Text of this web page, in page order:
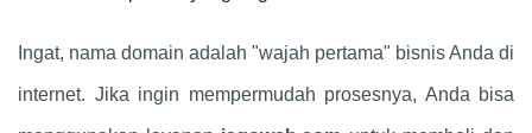
Ingat, nama domain adalah "wajah pertama" bisnis Anda di
internet. Jika ingin mempermudah prosesnya, Anda bisa